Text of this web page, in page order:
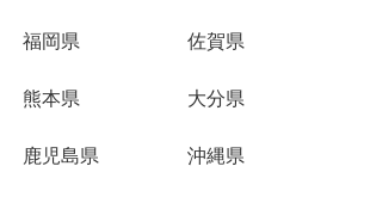
福岡県 佐賀県
熊本県 大分県
鹿児島県 沖縄県